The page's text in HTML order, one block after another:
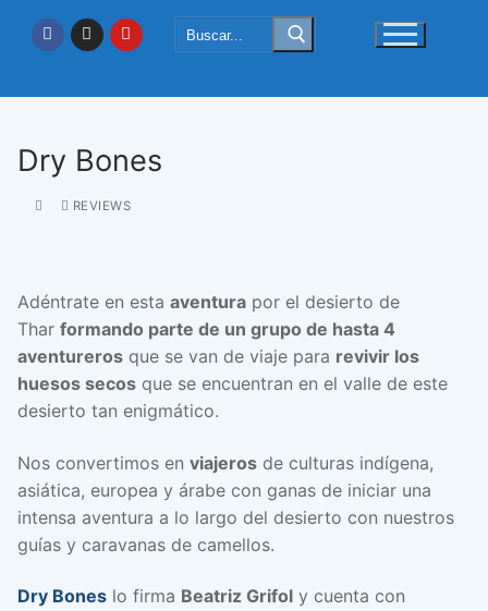
Buscar:
Dry Bones
REVIEWS
Adéntrate en esta aventura por el desierto de
Thar formando parte de un grupo de hasta 4
aventureros que se van de viaje para revivir los
huesos secos que se encuentran en el valle de este
desierto tan enigmático.
Nos convertimos en viajeros de culturas indígena,
asiática, europea y árabe con ganas de iniciar una
intensa aventura a lo largo del desierto con nuestros
guías y caravanas de camellos.
Dry Bones lo firma Beatriz Grifol y cuenta con